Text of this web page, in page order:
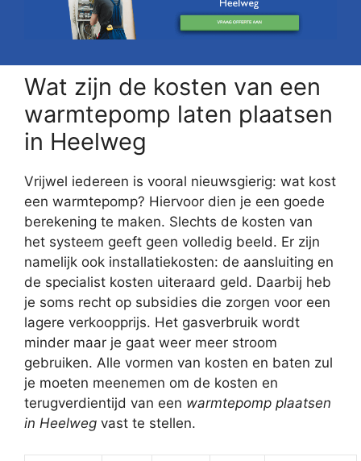
Wat zijn de kosten van een
warmtepomp laten plaatsen
in Heelweg
Vrijwel iedereen is vooral nieuwsgierig: wat kost
een warmtepomp? Hiervoor dien je een goede
berekening te maken. Slechts de kosten van
het systeem geeft geen volledig beeld. Er zijn
namelijk ook installatiekosten: de aansluiting en
de specialist kosten uiteraard geld. Daarbij heb
je soms recht op subsidies die zorgen voor een
lagere verkoopprijs. Het gasverbruik wordt
minder maar je gaat weer meer stroom
gebruiken. Alle vormen van kosten en baten zul
je moeten meenemen om de kosten en
terugverdientijd van een warmtepomp plaatsen
in Heelweg vast te stellen.